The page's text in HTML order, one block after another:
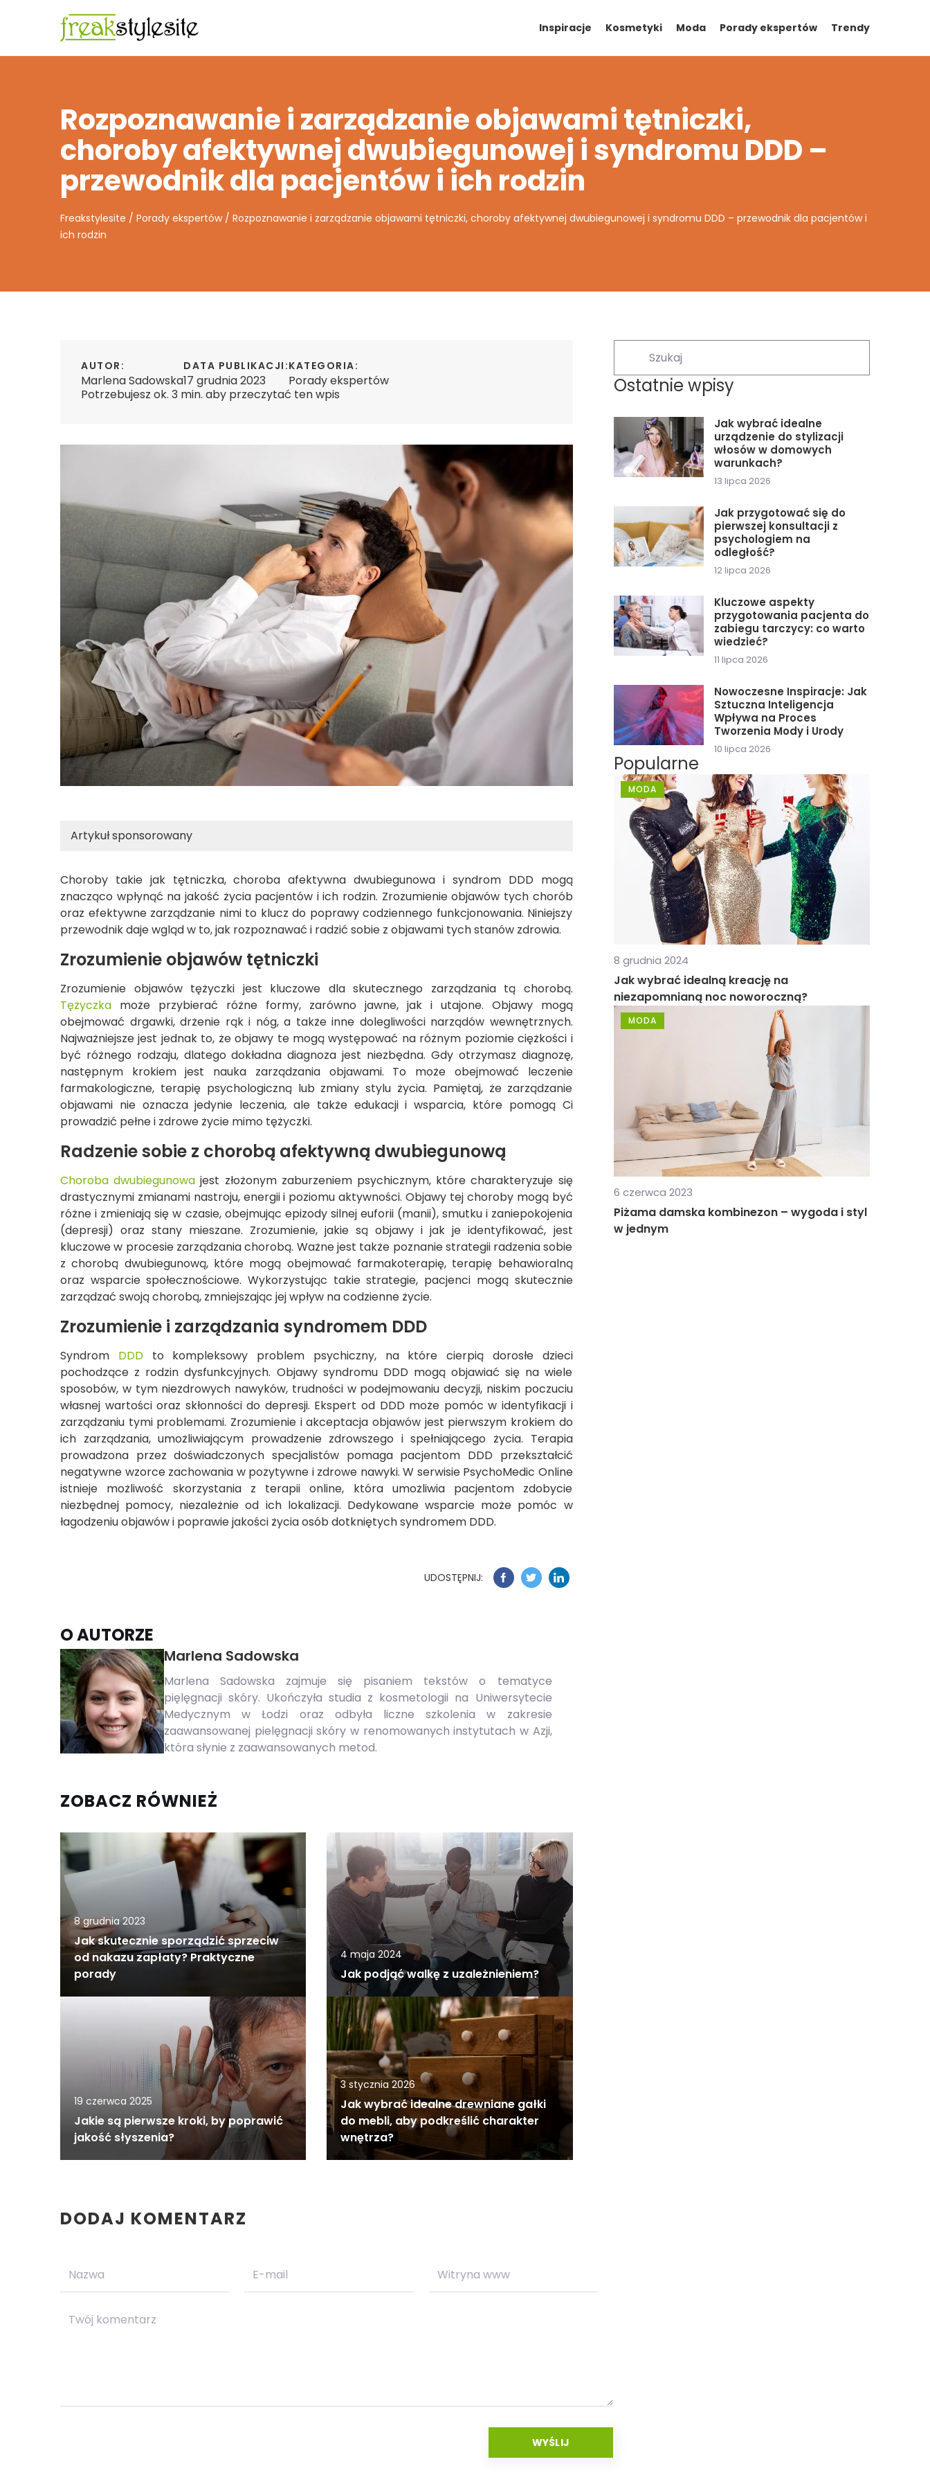
Inspiracje Kosmetyki Moda Porady ekspertów Trendy
Rozpoznawanie i zarządzanie objawami tętniczki,
choroby afektywnej dwubiegunowej i syndromu DDD –
przewodnik dla pacjentów i ich rodzin
Freakstylesite / Porady ekspertów/ Rozpoznawanie i zarządzanie objawami tętniczki, choroby afektywnej dwubiegunowej i syndromu DDD – przewodnik dla pacjentów i
ich rodzin
AUTOR:
Marlena Sadowska
DATA PUBLIKACJI:
17 grudnia 2023
KATEGORIA:
Porady ekspertów
Potrzebujesz ok. 3 min. aby przeczytać ten wpis
Artykuł sponsorowany
Choroby takie jak tętniczka, choroba afektywna dwubiegunowa i syndrom DDD mogą
znacząco wpłynąć na jakość życia pacjentów i ich rodzin. Zrozumienie objawów tych chorób
oraz efektywne zarządzanie nimi to klucz do poprawy codziennego funkcjonowania. Niniejszy
przewodnik daje wgląd w to, jak rozpoznawać i radzić sobie z objawami tych stanów zdrowia.
Zrozumienie objawów tętniczki
Zrozumienie objawów tężyczki jest kluczowe dla skutecznego zarządzania tą chorobą.
Tężyczka może przybierać różne formy, zarówno jawne, jak i utajone. Objawy mogą
obejmować drgawki, drżenie rąk i nóg, a także inne dolegliwości narządów wewnętrznych.
Najważniejsze jest jednak to, że objawy te mogą występować na różnym poziomie ciężkości i
być różnego rodzaju, dlatego dokładna diagnoza jest niezbędna. Gdy otrzymasz diagnozę,
następnym krokiem jest nauka zarządzania objawami. To może obejmować leczenie
farmakologiczne, terapię psychologiczną lub zmiany stylu życia. Pamiętaj, że zarządzanie
objawami nie oznacza jedynie leczenia, ale także edukacji i wsparcia, które pomogą Ci
prowadzić pełne i zdrowe życie mimo tężyczki.
Radzenie sobie z chorobą afektywną dwubiegunową
Choroba dwubiegunowajest złożonym zaburzeniem psychicznym, które charakteryzuje się
drastycznymi zmianami nastroju, energii i poziomu aktywności. Objawy tej choroby mogą być
różne i zmieniają się w czasie, obejmując epizody silnej euforii (manii), smutku i zaniepokojenia
(depresji) oraz stany mieszane. Zrozumienie, jakie są objawy i jak je identyfikować, jest
kluczowe w procesie zarządzania chorobą. Ważne jest także poznanie strategii radzenia sobie
z chorobą dwubiegunową, które mogą obejmować farmakoterapię, terapię behawioralną
oraz wsparcie społecznościowe. Wykorzystując takie strategie, pacjenci mogą skutecznie
zarządzać swoją chorobą, zmniejszając jej wpływ na codzienne życie.
Zrozumienie i zarządzania syndromem DDD
Syndrom DDDto kompleksowy problem psychiczny, na które cierpią dorosłe dzieci
pochodzące z rodzin dysfunkcyjnych. Objawy syndromu DDD mogą objawiać się na wiele
sposobów, w tym niezdrowych nawyków, trudności w podejmowaniu decyzji, niskim poczuciu
własnej wartości oraz skłonności do depresji. Ekspert od DDD może pomóc w identyfikacji i
zarządzaniu tymi problemami. Zrozumienie i akceptacja objawów jest pierwszym krokiem do
ich zarządzania, umożliwiającym prowadzenie zdrowszego i spełniającego życia. Terapia
prowadzona przez doświadczonych specjalistów pomaga pacjentom DDD przekształcić
negatywne wzorce zachowania w pozytywne i zdrowe nawyki. W serwisie PsychoMedic Online
istnieje możliwość skorzystania z terapii online, która umożliwia pacjentom zdobycie
niezbędnej pomocy, niezależnie od ich lokalizacji. Dedykowane wsparcie może pomóc w
łagodzeniu objawów i poprawie jakości życia osób dotkniętych syndromem DDD.
UDOSTĘPNIJ:
O AUTORZE
Marlena Sadowska
Marlena Sadowska zajmuje się pisaniem tekstów o tematyce
pięlęgnacji skóry. Ukończyła studia z kosmetologii na Uniwersytecie
Medycznym w Łodzi oraz odbyła liczne szkolenia w zakresie
zaawansowanej pielęgnacji skóry w renomowanych instytutach w Azji,
która słynie z zaawansowanych metod.
ZOBACZ RÓWNIEŻ
8 grudnia 2023
Jak skutecznie sporządzić sprzeciw
od nakazu zapłaty? Praktyczne
porady
4 maja 2024
Jak podjąć walkę z uzależnieniem?
19 czerwca 2025
Jakie są pierwsze kroki, by poprawić
jakość słyszenia?
3 stycznia 2026
Jak wybrać idealne drewniane gałki
do mebli, aby podkreślić charakter
wnętrza?
Ostatnie wpisy
Jak wybrać idealne
urządzenie do stylizacji
włosów w domowych
warunkach?
13 lipca 2026
Jak przygotować się do
pierwszej konsultacji z
psychologiem na
odległość?
12 lipca 2026
Kluczowe aspekty
przygotowania pacjenta do
zabiegu tarczycy: co warto
wiedzieć?
11 lipca 2026
Nowoczesne Inspiracje: Jak
Sztuczna Inteligencja
Wpływa na Proces
Tworzenia Mody i Urody
10 lipca 2026
Popularne
MODA
8 grudnia 2024
Jak wybrać idealną kreację na
niezapomnianą noc noworoczną?
MODA
6 czerwca 2023
Piżama damska kombinezon – wygoda i styl
w jednym
DODAJ KOMENTARZ